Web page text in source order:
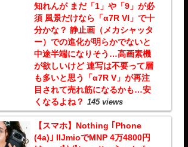
知れんが まだ「1」や「9」が必
須 風景だけなら「α7R VI」で十
分かな？ 静止画（メカシャッタ
ー）での進化が明らかでないと
中途半端になりそう…高画素機
が欲しいけど 連写は不要って層
も多いと思う「α7R V」が再注
目されて売れ筋になるかも…安
くなるよね？ 145 views
【スマホ】Nothing ｢Phone
(4a)｣ IIJmioでMNP 4万4800円